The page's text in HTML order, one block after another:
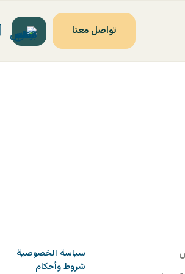
تواصل معنا
سياسة الخصوصية
شروط وأحكام